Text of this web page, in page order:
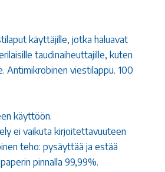
käyttäjille, jotka haluavat
taudinaiheuttajille, kuten
Antimikrobinen viestilappu. 100
käyttöön.
ei vaikuta kirjoitettavuuteen
teho: pysäyttää ja estää
pinnalla 99,99%.